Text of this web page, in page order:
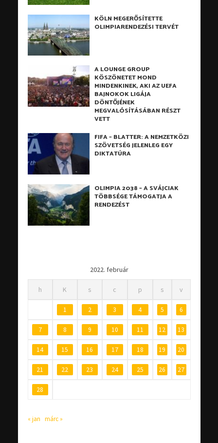
KÖLN MEGERŐSÍTETTE
OLIMPIARENDEZÉSI TERVÉT
A LOUNGE GROUP
KÖSZÖNETET MOND
MINDENKINEK, AKI AZ UEFA
BAJNOKOK LIGÁJA
DÖNTŐJÉNEK
MEGVALÓSÍTÁSÁBAN RÉSZT
VETT
FIFA – BLATTER: A NEMZETKÖZI
SZÖVETSÉG JELENLEG EGY
DIKTATÚRA
OLIMPIA 2038 – A SVÁJCIAK
TÖBBSÉGE TÁMOGATJA A
RENDEZÉST
2022. február
h K s c p s v
1 2 3 4 5 6
7 8 9 10 11 12 13
14 15 16 17 18 19 20
21 22 23 24 25 26 27
28
« jan márc »